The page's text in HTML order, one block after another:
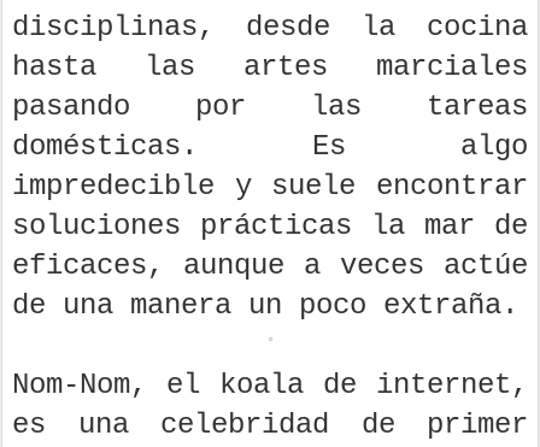
disciplinas, desde la cocina
hasta las artes marciales
pasando por las tareas
domésticas. Es algo
impredecible y suele encontrar
soluciones prácticas la mar de
eficaces, aunque a veces actúe
de una manera un poco extraña.
Nom-Nom, el koala de internet,
es una celebridad de primer